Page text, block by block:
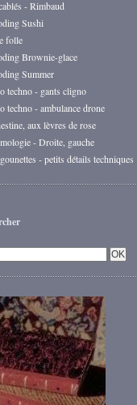
- Rimbaud
Sushi
folle
Brownie-glace
Summer
techno - gants cligno
techno - ambulance drone
aux lèvres de rose
- Droite, gauche
- petits détails techniques